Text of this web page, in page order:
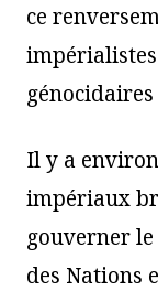
ce
Il y a
impériaux
gouverner
des Nations